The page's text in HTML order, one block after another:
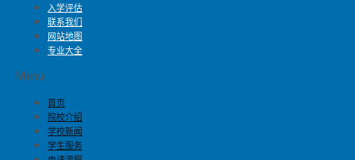
入学评估
联系我们
网站地图
专业大全
Menu
首页
院校介绍
学校新闻
学生服务